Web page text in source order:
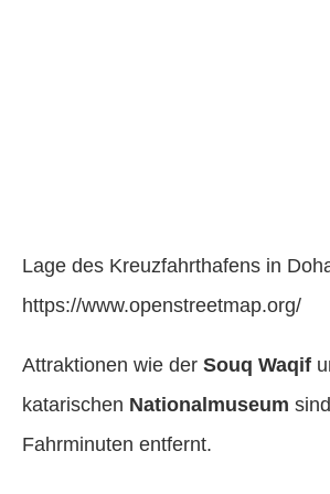
Lage des Kreuzfahrthafens in
https://www.openstreetmap.org/
Attraktionen wie der Souq Waqif
katarischen Nationalmuseum
Fahrminuten entfernt.